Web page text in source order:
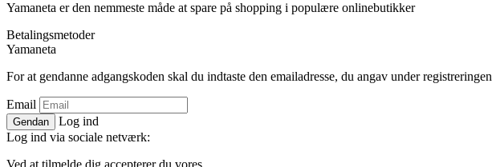
Yamaneta er den nemmeste måde at spare på shopping i populære onlinebutikker
Betalingsmetoder
Yamaneta
For at gendanne adgangskoden skal du indtaste den emailadresse, du angav under registreringen
Email
Gendan
Log ind
Log ind via sociale netværk: